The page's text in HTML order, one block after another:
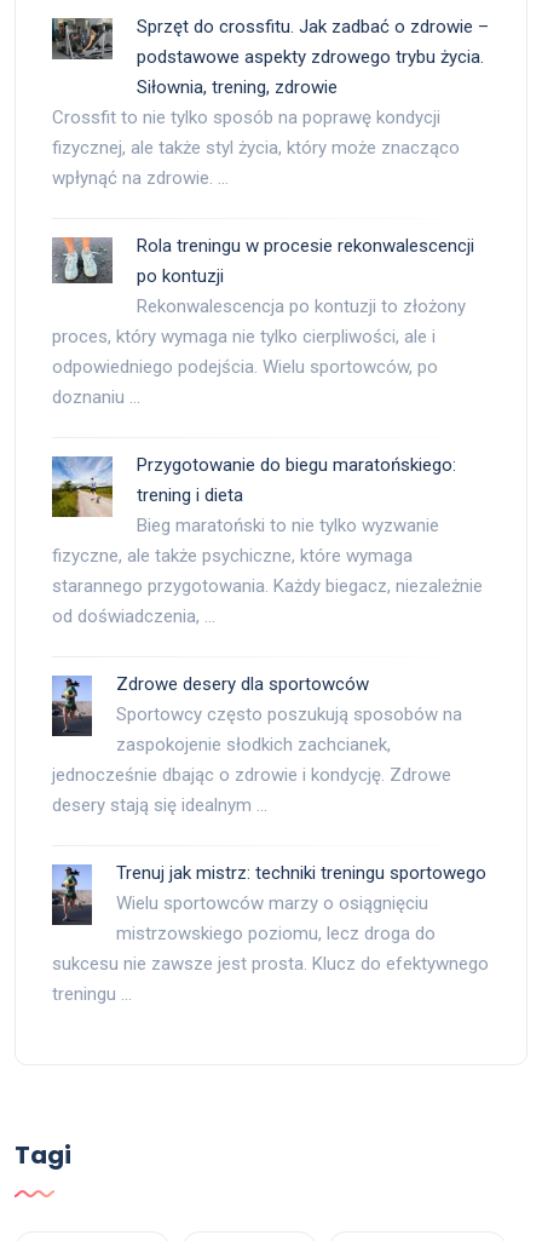
Sprzęt do crossfitu. Jak zadbać o zdrowie –
podstawowe aspekty zdrowego trybu życia.
Siłownia, trening, zdrowie
Crossfit to nie tylko sposób na poprawę kondycji
fizycznej, ale także styl życia, który może znacząco
wpłynąć na zdrowie. …
Rola treningu w procesie rekonwalescencji
po kontuzji
Rekonwalescencja po kontuzji to złożony
proces, który wymaga nie tylko cierpliwości, ale i
odpowiedniego podejścia. Wielu sportowców, po
doznaniu …
Przygotowanie do biegu maratońskiego:
trening i dieta
Bieg maratoński to nie tylko wyzwanie
fizyczne, ale także psychiczne, które wymaga
starannego przygotowania. Każdy biegacz, niezależnie
od doświadczenia, …
Zdrowe desery dla sportowców
Sportowcy często poszukują sposobów na
zaspokojenie słodkich zachcianek,
jednocześnie dbając o zdrowie i kondycję. Zdrowe
desery stają się idealnym …
Trenuj jak mistrz: techniki treningu sportowego
Wielu sportowców marzy o osiągnięciu
mistrzowskiego poziomu, lecz droga do
sukcesu nie zawsze jest prosta. Klucz do efektywnego
treningu …
Tagi